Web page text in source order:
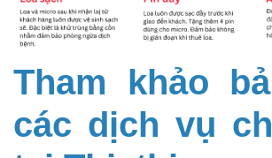
Tham khảo
các dịch vụ